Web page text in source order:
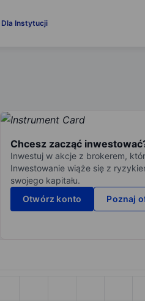
Dla Instytucji
Chcesz zacząć
Inwestuj w akcje z brokerem,
Inwestowanie wiąże się z
swojego kapitału.
Otwórz konto
Poznaj